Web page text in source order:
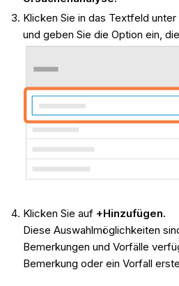
Klicken Sie in das Textfeld
und geben Sie die Option ein,
Klicken Sie auf +Hinzufügen.
Diese Auswahlmöglichkeiten
Bemerkungen und Vorfälle
Bemerkung oder ein Vorfall